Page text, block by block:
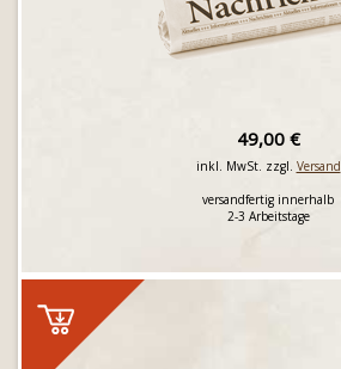
49,00 €
inkl. MwSt. zzgl. Versand
versandfertig innerhalb
2-3 Arbeitstage